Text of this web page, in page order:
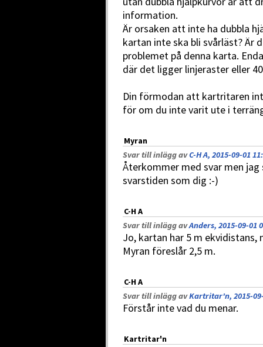
information.
Är orsaken att inte ha dubbla
kartan inte ska bli svårläst? Är
problemet på denna karta.
där det ligger linjeraster eller
Din förmodan att kartritaren
för om du inte varit ute i
Myran
Svar till inlägg avC-H A, 2015-09-01
Återkommer med svar men
svarstiden som dig :-)
C-H A
Svar till inlägg avAnders, 2015-09-01
Jo, kartan har 5 m
Myran föreslår 2,5 m.
C-H A
Svar till inlägg avKartritar'n, 2015-
Förstår inte vad du menar.
Kartritar'n